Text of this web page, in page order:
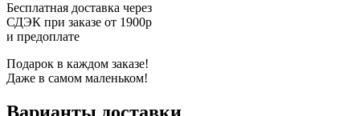
Бесплатная доставка через
СДЭК при заказе от 1900р
и предоплате
Подарок в каждом заказе!
Даже в самом маленьком!